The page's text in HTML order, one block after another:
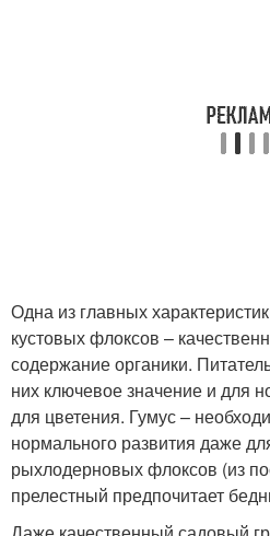
Одна из главных
кустовых флоксов –
содержание органики.
них ключевое значение и для
для цветения. Гумус –
нормального развития даже
рыхлодерновых флоксов (из
прелестный предпочитает